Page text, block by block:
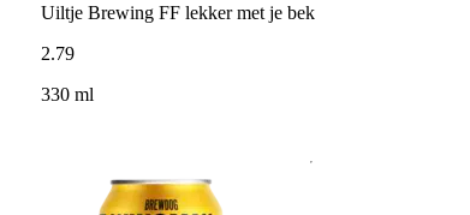
Uiltje Brewing FF lekker met je bek
2.79
330 ml